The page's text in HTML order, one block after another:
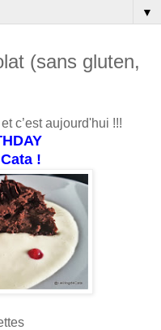
▼
(sans gluten,
c’est aujourd'hui !!!
!